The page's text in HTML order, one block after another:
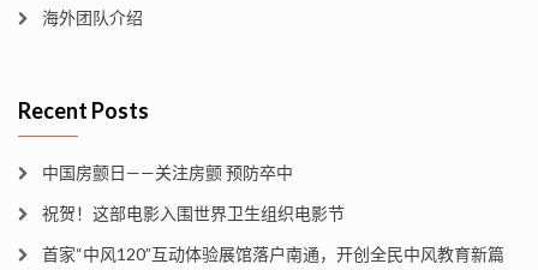
海外团队介绍
Recent Posts
中国房颤日——关注房颤 预防卒中
祝贺！这部电影入围世界卫生组织电影节
首家“中风120”互动体验展馆落户南通，开创全民中风教育新篇